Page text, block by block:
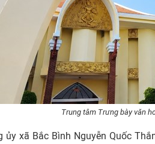
Trung tâm Trưng bày văn
ủy xã Bắc Bình Nguyễn Quốc